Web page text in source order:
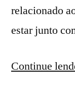
relacionado
estar junto
Continue